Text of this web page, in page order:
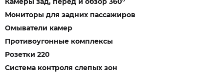
Мониторы для задних пассажиров
Омыватели камер
Противоугонные комплексы
Розетки 220
Система контроля слепых зон